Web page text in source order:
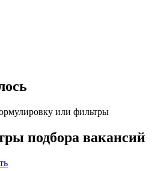
или фильтры
подбора вакансий